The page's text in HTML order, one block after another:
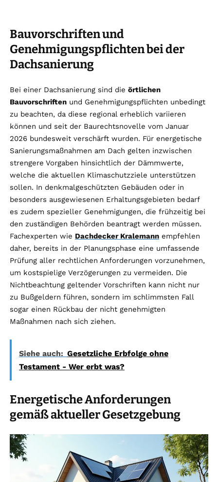
Bauvorschriften und
Genehmigungspflichten bei der
Dachsanierung
Bei einer Dachsanierung sind die örtlichen
Bauvorschriften und Genehmigungspflichten unbedingt
zu beachten, da diese regional erheblich variieren
können und seit der Baurechtsnovelle vom Januar
2026 bundesweit verschärft wurden. Für energetische
Sanierungsmaßnahmen am Dach gelten inzwischen
strengere Vorgaben hinsichtlich der Dämmwerte,
welche die aktuellen Klimaschutzziele unterstützen
sollen. In denkmalgeschützten Gebäuden oder in
besonders ausgewiesenen Erhaltungsgebieten bedarf
es zudem spezieller Genehmigungen, die frühzeitig bei
den zuständigen Behörden beantragt werden müssen.
Fachexperten wie Dachdecker Kralemann empfehlen
daher, bereits in der Planungsphase eine umfassende
Prüfung aller rechtlichen Anforderungen vorzunehmen,
um kostspielige Verzögerungen zu vermeiden. Die
Nichtbeachtung geltender Vorschriften kann nicht nur
zu Bußgeldern führen, sondern im schlimmsten Fall
sogar einen Rückbau der nicht genehmigten
Maßnahmen nach sich ziehen.
Siehe auch: Gesetzliche Erbfolge ohne
Testament - Wer erbt was?
Energetische Anforderungen
gemäß aktueller Gesetzgebung